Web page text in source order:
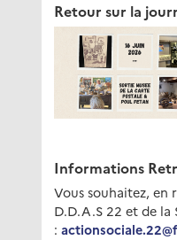
Retour sur la
Informations
Vous souhaitez,
D.D.A.S 22 et de la
: